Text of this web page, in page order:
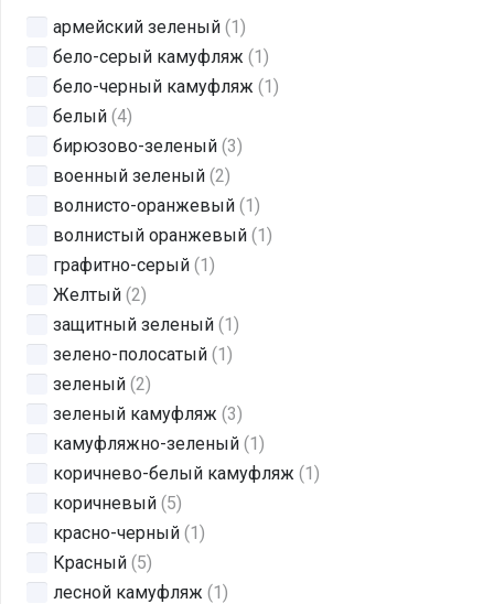
армейский зеленый (1)
бело-серый камуфляж (1)
бело-черный камуфляж (1)
белый (4)
бирюзово-зеленый (3)
военный зеленый (2)
волнисто-оранжевый (1)
волнистый оранжевый (1)
графитно-серый (1)
Желтый (2)
защитный зеленый (1)
зелено-полосатый (1)
зеленый (2)
зеленый камуфляж (3)
камуфляжно-зеленый (1)
коричнево-белый камуфляж (1)
коричневый (5)
красно-черный (1)
Красный (5)
лесной камуфляж (1)